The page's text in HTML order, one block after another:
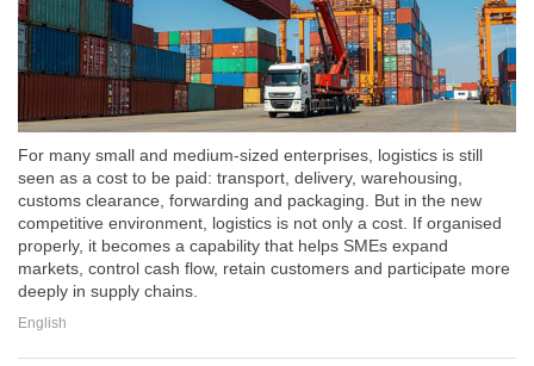
For many small and medium-sized enterprises, logistics is still
seen as a cost to be paid: transport, delivery, warehousing,
customs clearance, forwarding and packaging. But in the new
competitive environment, logistics is not only a cost. If organised
properly, it becomes a capability that helps SMEs expand
markets, control cash flow, retain customers and participate more
deeply in supply chains.
English